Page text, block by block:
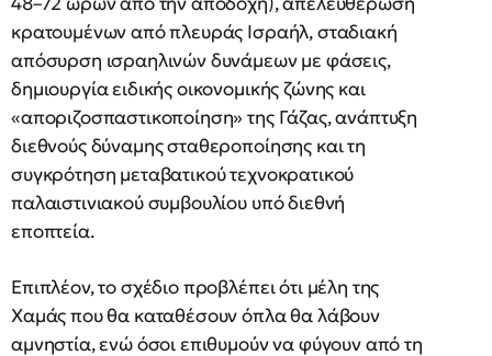
κρατουμένων από πλευράς Ισραήλ, σταδιακή
απόσυρση ισραηλινών δυνάμεων με φάσεις,
δημιουργία ειδικής οικονομικής ζώνης και
«αποριζοσπαστικοποίηση» της Γάζας, ανάπτυξη
διεθνούς δύναμης σταθεροποίησης και τη
συγκρότηση μεταβατικού τεχνοκρατικού
παλαιστινιακού συμβουλίου υπό διεθνή
εποπτεία.
Επιπλέον, το σχέδιο προβλέπει ότι μέλη της
Χαμάς που θα καταθέσουν όπλα θα λάβουν
αμνηστία, ενώ όσοι επιθυμούν να φύγουν από τη